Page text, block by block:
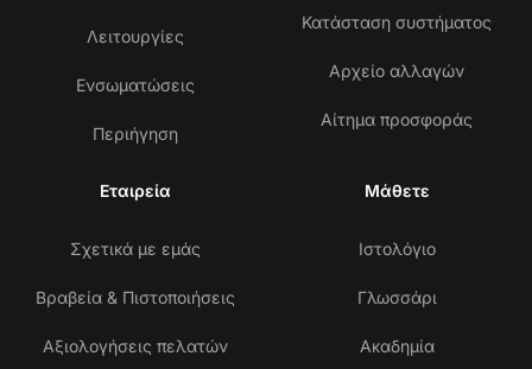
Λειτουργίες
Ενσωματώσεις
Περιήγηση
Κατάσταση συστήματος
Αρχείο αλλαγών
Αίτημα προσφοράς
Εταιρεία
Σχετικά με εμάς
Βραβεία & Πιστοποιήσεις
Αξιολογήσεις πελατών
Μάθετε
Ιστολόγιο
Γλωσσάρι
Ακαδημία